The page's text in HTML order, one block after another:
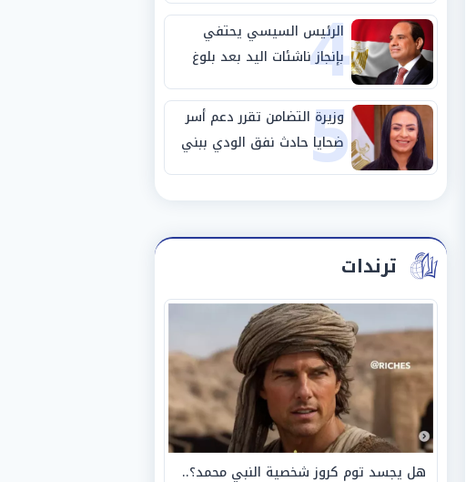
4
الرئيس السيسي يحتفي
بإنجاز ناشئات اليد بعد بلوغ
نصف نهائي كأس العالم
5
وزيرة التضامن تقرر دعم أسر
ضحايا حادث نفق الودي ببني
سويف
ترندات
هل يجسد توم كروز شخصية النبي محمد؟..